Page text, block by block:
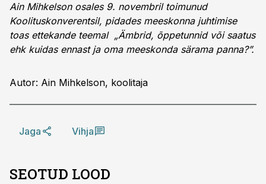
Ain Mihkelson osales 9. novembril toimunud
Koolituskonverentsil, pidades meeskonna juhtimise
toas ettekande teemal „Ämbrid, õppetunnid või saatus
ehk kuidas ennast ja oma meeskonda särama panna?”.
Autor: Ain Mihkelson, koolitaja
Jaga Vihja
SEOTUD LOOD